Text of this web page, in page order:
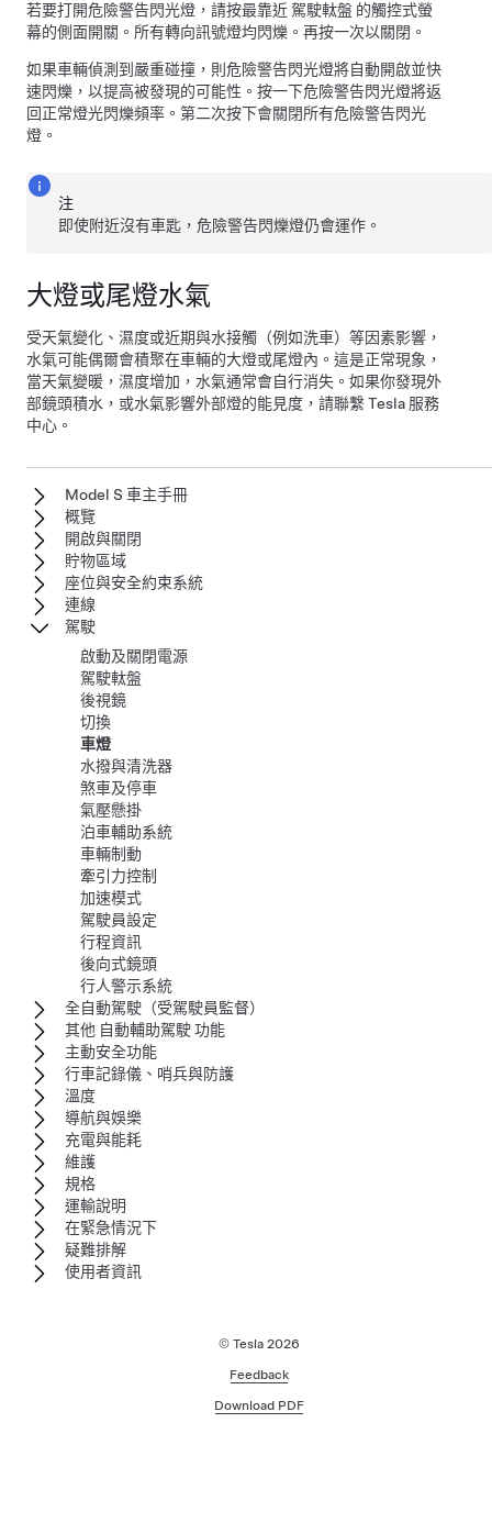
若要打開危險警告閃光燈，請按最靠近駕駛軚盤 的觸控式螢
幕的側面開關。所有轉向訊號燈均閃爍。再按一次以關閉。
如果車輛偵測到嚴重碰撞，則危險警告閃光燈將自動開啟並快
速閃爍，以提高被發現的可能性。按一下危險警告閃光燈將返
回正常燈光閃爍頻率。第二次按下會關閉所有危險警告閃光
燈。
注
即使附近沒有車匙，危險警告閃爍燈仍會運作。
大燈或尾燈水氣
受天氣變化、濕度或近期與水接觸（例如洗車）等因素影響，
水氣可能偶爾會積聚在車輛的大燈或尾燈內。這是正常現象，
當天氣變暖，濕度增加，水氣通常會自行消失。如果你發現外
部鏡頭積水，或水氣影響外部燈的能見度，請聯繫 Tesla 服務
中心。
Model S 車主手冊
概覽
開啟與關閉
貯物區域
座位與安全約束系統
連線
駕駛
啟動及關閉電源
駕駛軚盤
後視鏡
切換
車燈
水撥與清洗器
煞車及停車
氣壓懸掛
泊車輔助系統
車輛制動
牽引力控制
加速模式
駕駛員設定
行程資訊
後向式鏡頭
行人警示系統
全自動駕駛（受駕駛員監督）
其他 自動輔助駕駛 功能
主動安全功能
行車記錄儀、哨兵與防護
溫度
導航與娛樂
充電與能耗
維護
規格
運輸說明
在緊急情況下
疑難排解
使用者資訊
© Tesla 2026
Feedback
Download PDF